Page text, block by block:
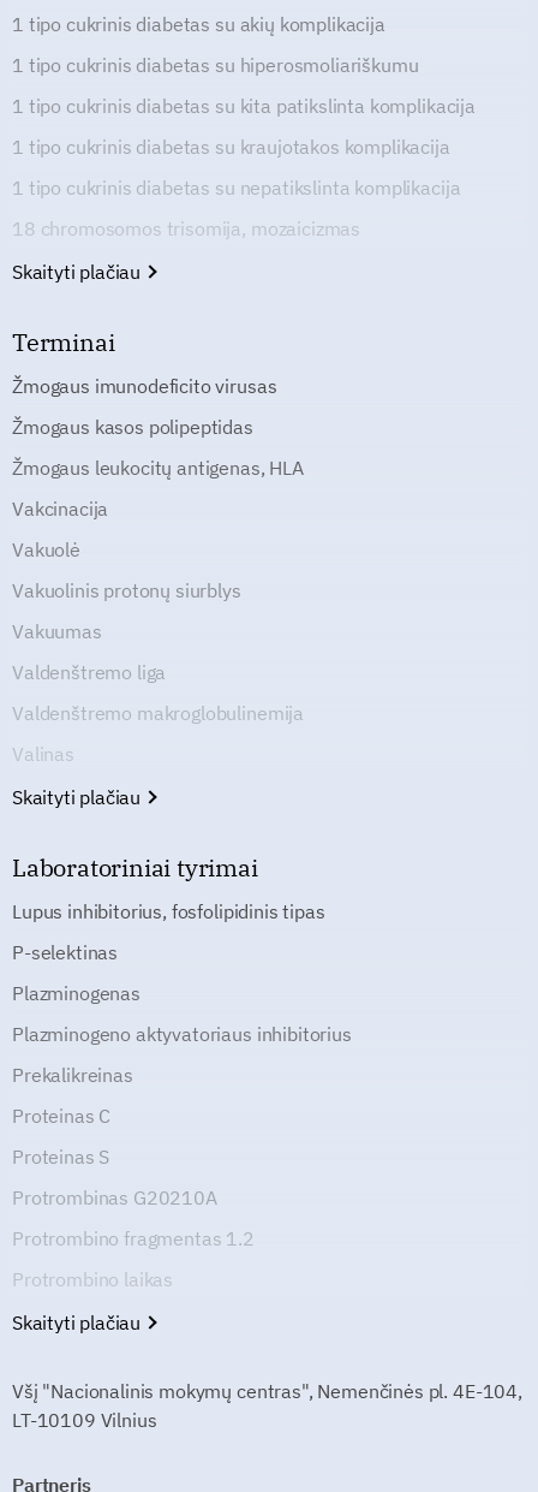
1 tipo cukrinis diabetas su akių komplikacija
1 tipo cukrinis diabetas su hiperosmoliariškumu
1 tipo cukrinis diabetas su kita patikslinta komplikacija
1 tipo cukrinis diabetas su kraujotakos komplikacija
1 tipo cukrinis diabetas su nepatikslinta komplikacija
18 chromosomos trisomija, mozaicizmas
Skaityti plačiau
Terminai
Žmogaus imunodeficito virusas
Žmogaus kasos polipeptidas
Žmogaus leukocitų antigenas, HLA
Vakcinacija
Vakuolė
Vakuolinis protonų siurblys
Vakuumas
Valdenštremo liga
Valdenštremo makroglobulinemija
Valinas
Skaityti plačiau
Laboratoriniai tyrimai
Lupus inhibitorius, fosfolipidinis tipas
P-selektinas
Plazminogenas
Plazminogeno aktyvatoriaus inhibitorius
Prekalikreinas
Proteinas C
Proteinas S
Protrombinas G20210A
Protrombino fragmentas 1.2
Protrombino laikas
Skaityti plačiau
Všį "Nacionalinis mokymų centras", Nemenčinės pl. 4E-104,
LT-10109 Vilnius
Partneris